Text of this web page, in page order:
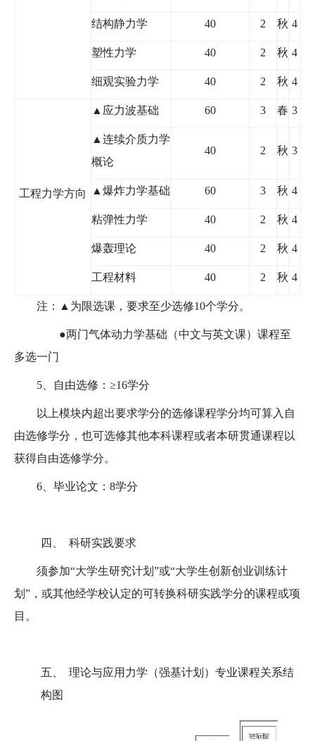
结构静力学 40 2 秋 4
塑性力学 40 2 秋 4
细观实验力学 40 2 秋 4
工程力学方向
▲ 应力波基础 60 3 春 3
▲ 连续介质力学
概论
40 2 秋 3
▲ 爆炸力学基础 60 3 秋 4
粘弹性力学 40 2 秋 4
爆轰理论 40 2 秋 4
工程材料 40 2 秋 4
注：▲为限选课，要求至少选修10个学分。
●两门气体动力学基础（中文与英文课）课程至
多选一门
5 、自由选修：≥16学分
以上模块内超出要求学分的选修课程学分均可算入自
由选修学分，也可选修其他本科课程或者本研贯通课程以
获得自由选修学分。
6 、毕业论文： 8学分
四、 科研实践要求
须参加“大学生研究计划”或“大学生创新创业训练计
划”，或其他经学校认定的可转换科研实践学分的课程或项
目。
五、
理论与应用力学（强基计划）专业课程关系结
构图